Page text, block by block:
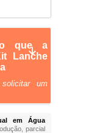
que a
Lanche
um
em Água
parcial